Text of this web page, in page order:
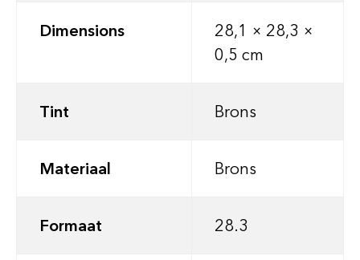
Dimensions
28,1 × 28,3 ×
0,5 cm
Tint Brons
Materiaal Brons
Formaat 28.3